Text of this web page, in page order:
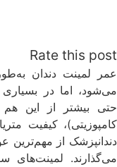
Rate this post
می‌شود، اما در
حتی بیشتر از این هم
کامپوزیتی)، کیفیت
دندانپزشک از مهم‌ترین
می‌گذارند. لمینت‌های